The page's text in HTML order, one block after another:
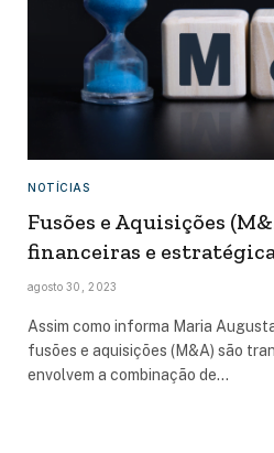
NOTÍCIAS
Fusões e Aquisições
financeiras e
agosto 30, 2023
Assim como informa Maria
fusões e aquisições (M&A) são
envolvem a combinação de…